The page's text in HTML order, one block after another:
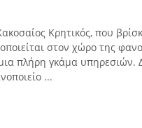
Κρητικός, που
στον χώρο της
πλήρη γκάμα υπηρεσιών.
...